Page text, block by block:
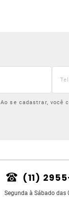
Ao se cadastrar, você
(11)
Segunda à Sábado das